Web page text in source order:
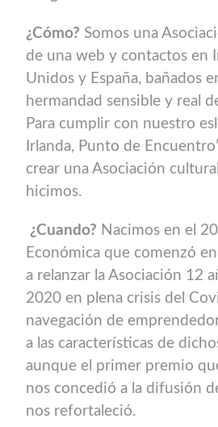
¿Cómo? Somos una
de una web y contactos en
Unidos y España, bañados
hermandad sensible y real
Para cumplir con nuestro
Irlanda, Punto de
crear una Asociación
hicimos.
¿Cuando? Nacimos en el
Económica que comenzó
a relanzar la Asociación 12
2020 en plena crisis del
navegación de
a las características de
aunque el primer premio
nos concedió a la difusión
nos refortaleció.